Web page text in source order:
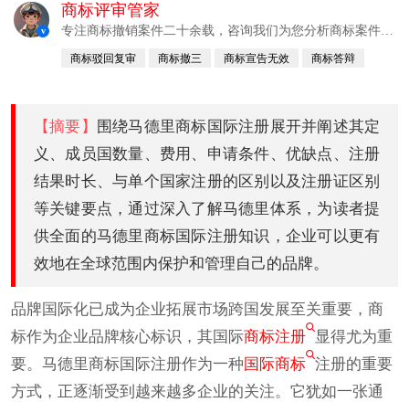
v
商标评审管家
专注商标撤销案件二十余载，咨询我们为您分析商标案件成
商标驳回复审 商标撤三 商标宣告无效 商标答辩
【摘要】
围绕马德里商标国际注册展开并阐述其定
义、成员国数量、费用、申请条件、优缺点、注册
结果时长、与单个国家注册的区别以及注册证区别
等关键要点，通过深入了解马德里体系，为读者提
供全面的马德里商标国际注册知识，企业可以更有
效地在全球范围内保护和管理自己的品牌。
品牌国际化已成为企业拓展市场跨国发展至关重要，商
标作为企业品牌核心标识，其国际商标注册
显得尤为重
要。马德里商标国际注册作为一种国际商标 注册的重要
方式，正逐渐受到越来越多企业的关注。它犹如一张通